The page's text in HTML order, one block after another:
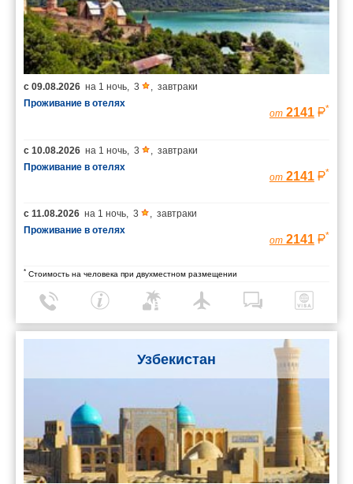
с 09.08.2026 на 1 ночь, 3 , завтраки
Проживание в отелях
от 2141 *
с 10.08.2026 на 1 ночь, 3 , завтраки
Проживание в отелях
от 2141 *
с 11.08.2026 на 1 ночь, 3 , завтраки
Проживание в отелях
от 2141 *
* Стоимость на человека при двухместном размещении
Узбекистан